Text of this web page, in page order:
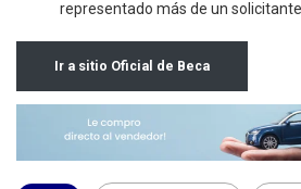
representado más de un
Ir a sitio Oficial de Beca